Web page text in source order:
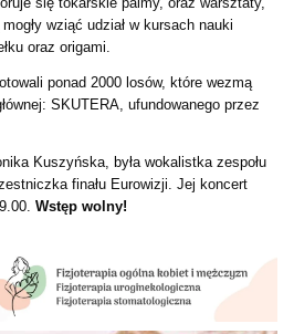
wziąć udział w kursach nauki
oraz origami.
ponad 2000 losów, które wezmą
SKUTERA, ufundowanego przez
Kuszyńska, była wokalistka zespołu
finału Eurowizji. Jej koncert
Wstęp wolny!